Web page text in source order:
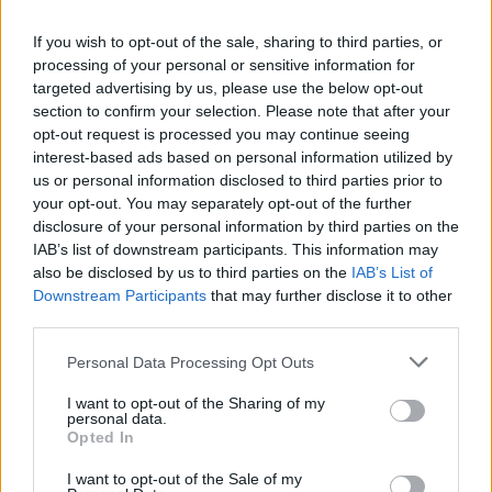
If you wish to opt-out of the sale, sharing to third parties, or
processing of your personal or sensitive information for
targeted advertising by us, please use the below opt-out
section to confirm your selection. Please note that after your
opt-out request is processed you may continue seeing
interest-based ads based on personal information utilized by
us or personal information disclosed to third parties prior to
your opt-out. You may separately opt-out of the further
disclosure of your personal information by third parties on the
IAB’s list of downstream participants. This information may
also be disclosed by us to third parties on the IAB’s List of
Downstream Participants that may further disclose it to other
Personal Data Processing Opt Outs
I want to opt-out of the Sharing of my
personal data.
Opted In
I want to opt-out of the Sale of my
AUDIENCIAS ESTRENOS STREAMING
GENTE TV CONCURSOS REALITIES
Ver perfil
@teletextopuntocom Ver perfil
🏆🎬🎾MEJORES Series de DEPORTES